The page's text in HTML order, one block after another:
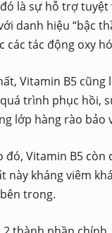
là sự hỗ trợ tuyệt
danh hiệu “bậc
các tác động oxy
Vitamin B5
trình phục hồi,
lớp hàng rào bảo
đó, Vitamin B5
này kháng viêm
trong.